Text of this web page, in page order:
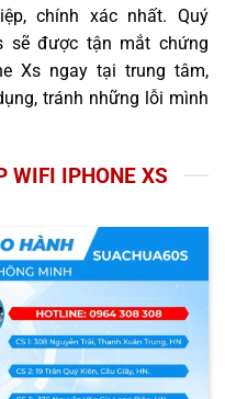
chính xác nhất. Quý
sẽ được tận mắt chứng
Xs ngay tại trung tâm,
tránh những lỗi mình
WIFI IPHONE XS